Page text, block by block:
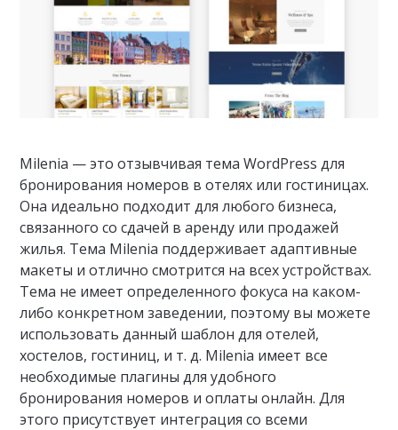
Milenia — это отзывчивая тема WordPress для
бронирования номеров в отелях или гостиницах.
Она идеально подходит для любого бизнеса,
связанного со сдачей в аренду или продажей
жилья. Тема Milenia поддерживает адаптивные
макеты и отлично смотрится на всех устройствах.
Тема не имеет определенного фокуса на каком-
либо конкретном заведении, поэтому вы можете
использовать данный шаблон для отелей,
хостелов, гостиниц, и т. д. Milenia имеет все
необходимые плагины для удобного
бронирования номеров и оплаты онлайн. Для
этого присутствует интеграция со всеми